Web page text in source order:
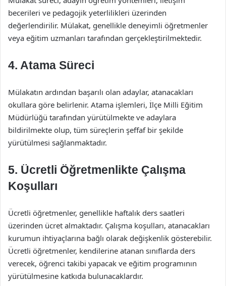
becerileri ve pedagojik yeterlilikleri üzerinden
değerlendirilir. Mülakat, genellikle deneyimli öğretmenler
veya eğitim uzmanları tarafından gerçekleştirilmektedir.
4. Atama Süreci
Mülakatın ardından başarılı olan adaylar, atanacakları
okullara göre belirlenir. Atama işlemleri, İlçe Milli Eğitim
Müdürlüğü tarafından yürütülmekte ve adaylara
bildirilmekte olup, tüm süreçlerin şeffaf bir şekilde
yürütülmesi sağlanmaktadır.
5. Ücretli Öğretmenlikte Çalışma
Koşulları
Ücretli öğretmenler, genellikle haftalık ders saatleri
üzerinden ücret almaktadır. Çalışma koşulları, atanacakları
kurumun ihtiyaçlarına bağlı olarak değişkenlik gösterebilir.
Ücretli öğretmenler, kendilerine atanan sınıflarda ders
verecek, öğrenci takibi yapacak ve eğitim programının
yürütülmesine katkıda bulunacaklardır.